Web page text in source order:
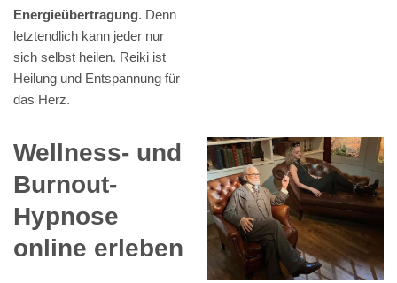
Energieübertragung. Denn
letztendlich kann jeder nur
sich selbst heilen. Reiki ist
Heilung und Entspannung für
das Herz.
Wellness- und
Burnout-
Hypnose
online erleben